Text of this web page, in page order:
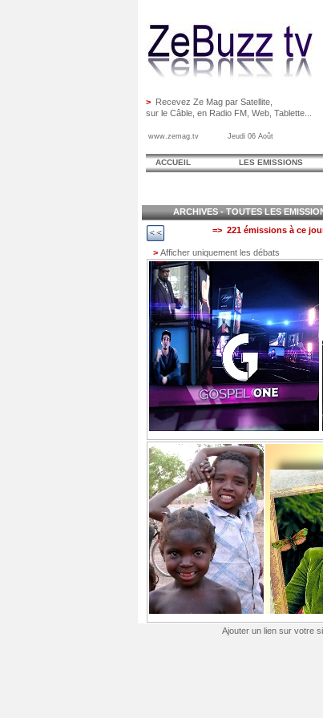
> Recevez Ze Mag par Satellite,
sur le Câble, en Radio FM, Web, Tablette...
www.zemag.tv Jeudi 06 Août
ACCUEIL LES EMISSIONS
ARCHIVES - TOUTES LES
=> 221 émissions à ce
> Afficher uniquement les débats
Ajouter un lien sur votre